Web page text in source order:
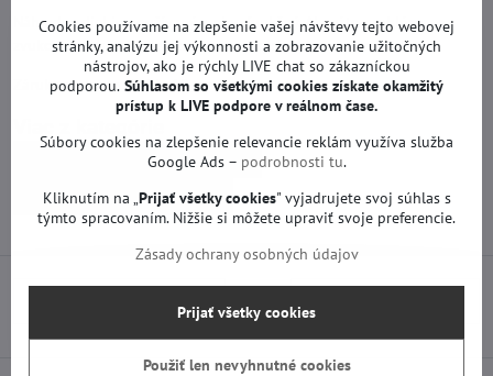
Náhradny diel je používaný a plne funkčný. Ak máte problémy so
zvukom na Vašom televízore, ste na správnom mieste.
Záruka na tento diel je 12 mesiacov.
Náhradné diely | Samsung TV
T-con a iné | Samsung TV
Cookies používame na zlepšenie vašej návštevy tejto webovej
stránky, analýzu jej výkonnosti a zobrazovanie užitočných
nástrojov, ako je rýchly LIVE chat so zákazníckou
podporou. Súhlasom so všetkými cookies získate okamžitý
prístup k LIVE podpore v reálnom čase.
Súbory cookies na zlepšenie relevancie reklám využíva služba
Google Ads – podrobnosti tu.
Kliknutím na „Prijať všetky cookies" vyjadrujete svoj súhlas s
týmto spracovaním. Nižšie si môžete upraviť svoje preferencie.
Zásady ochrany osobných údajov
Prijať všetky cookies
Použiť len nevyhnutné cookies